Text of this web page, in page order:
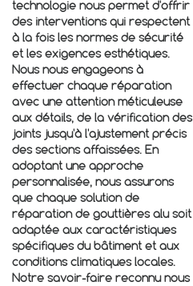
technologie nous permet d'offrir
des interventions qui respectent
à la fois les normes de sécurité
et les exigences esthétiques.
Nous nous engageons à
effectuer chaque réparation
avec une attention méticuleuse
aux détails, de la vérification des
joints jusqu'à l'ajustement précis
des sections affaissées. En
adoptant une approche
personnalisée, nous assurons
que chaque solution de
réparation de gouttières alu soit
adaptée aux caractéristiques
spécifiques du bâtiment et aux
conditions climatiques locales.
Notre savoir-faire reconnu nous